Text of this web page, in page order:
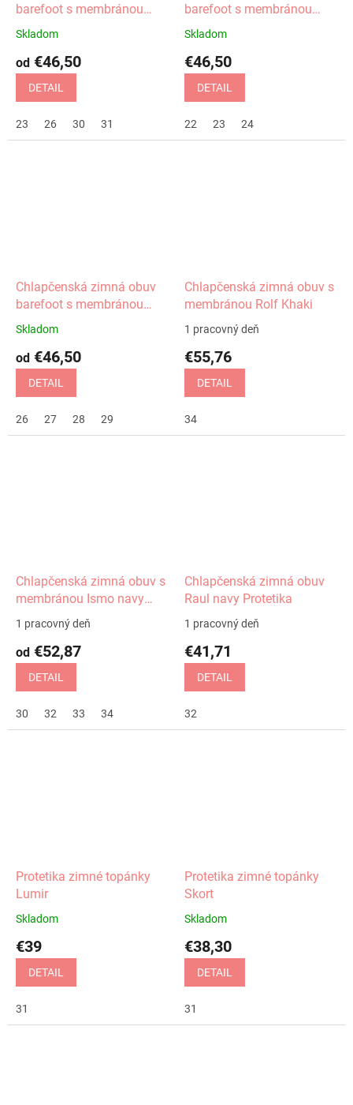
barefoot s membránou
Gero khaki Protetika
Skladom
od €46,50
DETAIL
23 26 30 31
barefoot s membránou
Gero navy Protetika
Skladom
€46,50
DETAIL
22 23 24
Chlapčenská zimná obuv
barefoot s membránou
Gero green Protetika
Skladom
od €46,50
DETAIL
26 27 28 29
Chlapčenská zimná obuv s
membránou Rolf Khaki
1 pracovný deň
€55,76
DETAIL
34
Chlapčenská zimná obuv s
membránou Ismo navy
Protetika
1 pracovný deň
od €52,87
DETAIL
30 32 33 34
Chlapčenská zimná obuv
Raul navy Protetika
1 pracovný deň
€41,71
DETAIL
32
Protetika zimné topánky
Lumir
Skladom
€39
DETAIL
31
Protetika zimné topánky
Skort
Skladom
€38,30
DETAIL
31